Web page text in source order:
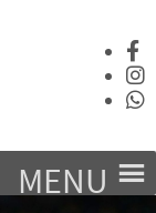
MENU